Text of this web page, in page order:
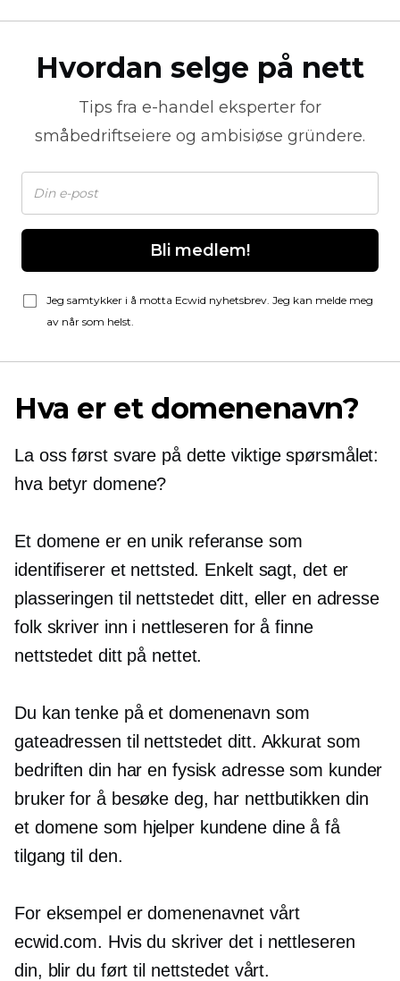
Hvordan selge på nett
Tips fra e-handel eksperter for
småbedriftseiere og ambisiøse gründere.
Bli medlem!
Jeg samtykker i å motta Ecwid nyhetsbrev. Jeg kan melde meg
av når som helst.
Hva er et domenenavn?
La oss først svare på dette viktige spørsmålet:
hva betyr domene?
Et domene er en unik referanse som
identifiserer et nettsted. Enkelt sagt, det er
plasseringen til nettstedet ditt, eller en adresse
folk skriver inn i nettleseren for å finne
nettstedet ditt på nettet.
Du kan tenke på et domenenavn som
gateadressen til nettstedet ditt. Akkurat som
bedriften din har en fysisk adresse som kunder
bruker for å besøke deg, har nettbutikken din
et domene som hjelper kundene dine å få
tilgang til den.
For eksempel er domenenavnet vårt
ecwid.com. Hvis du skriver det i nettleseren
din, blir du ført til nettstedet vårt.